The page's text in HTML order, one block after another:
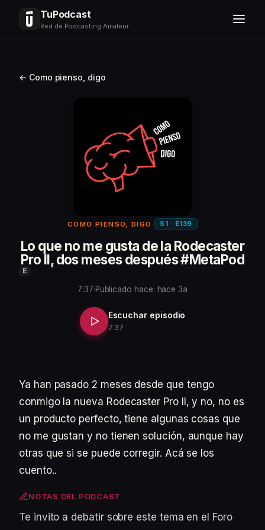
TuPodcast
Red de Podcasting Amateur
← Como pienso, digo
COMO PIENSO, DIGO · S1 · E139
Lo que no me gusta de la Rodecaster
Pro II, dos meses después #MetaPod
E
7:37·Publicado hace: hace 3a
Escuchar episodio
7:37
Ya han pasado 2 meses desde que tengo
conmigo la nueva Rodecaster Pro II, y no, no es
un producto perfecto, tiene algunas cosas que
no me gustan y no tienen solución, aunque hay
otras que si se puede corregir. Acá se los
cuento..
NOTAS DEL PODCAST
Te invito a debatir sobre este tema en el Foro